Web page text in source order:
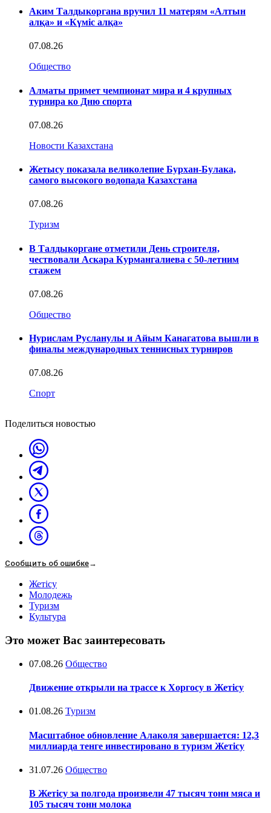
Аким Талдыкоргана вручил 11 матерям «Алтын
алқа» и «Күміс алқа»
07.08.26
Общество
Алматы примет чемпионат мира и 4 крупных
турнира ко Дню спорта
07.08.26
Новости Казахстана
Жетысу показала великолепие Бурхан-Булака,
самого высокого водопада Казахстана
07.08.26
Туризм
В Талдыкоргане отметили День строителя,
чествовали Аскара Курмангалиева с 50-летним
стажем
07.08.26
Общество
Нурислам Русланулы и Айым Канагатова вышли в
финалы международных теннисных турниров
07.08.26
Спорт
Поделиться новостью
Сообщить об ошибке→
Жетісу
Молодежь
Туризм
Культура
Это может Вас заинтересовать
07.08.26 Общество
Движение открыли на трассе к Хоргосу в Жетісу
01.08.26 Туризм
Масштабное обновление Алаколя завершается: 12,3
миллиарда тенге инвестировано в туризм Жетісу
31.07.26 Общество
В Жетісу за полгода произвели 47 тысяч тонн мяса и
105 тысяч тонн молока